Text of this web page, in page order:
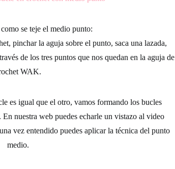
se teje el medio punto:
pinchar la aguja sobre el punto, saca una lazada,
de los tres puntos que nos quedan en la aguja de
WAK.
es igual que el otro, vamos formando los bucles
En nuestra web puedes echarle un vistazo al video
vez entendido puedes aplicar la técnica del punto
medio.